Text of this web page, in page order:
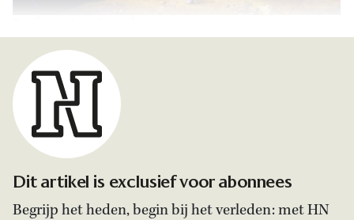
Dit artikel is exclusief voor abonnees
Begrijp het heden, begin bij het verleden: met HN